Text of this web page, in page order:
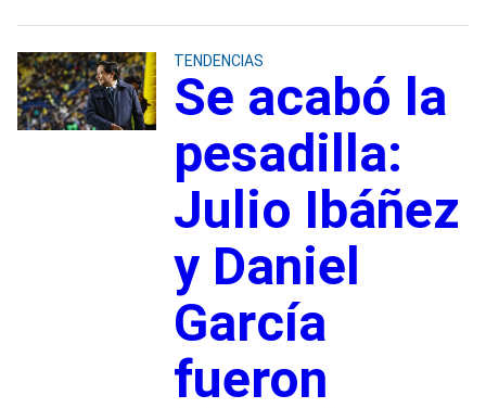
TENDENCIAS
Se acabó la
pesadilla:
Julio Ibáñez
y Daniel
García
fueron